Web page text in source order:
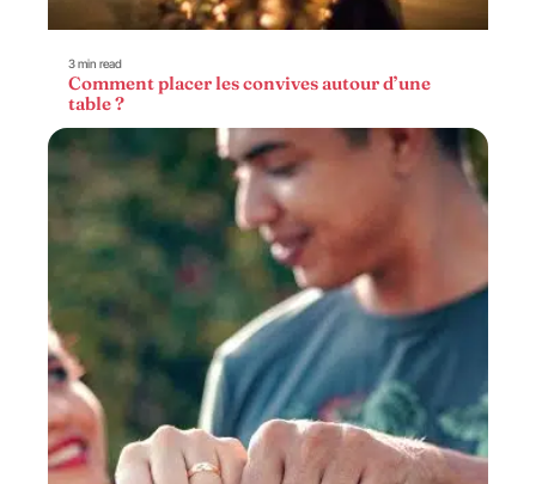
3 min read
Comment placer les convives autour d’une
table ?